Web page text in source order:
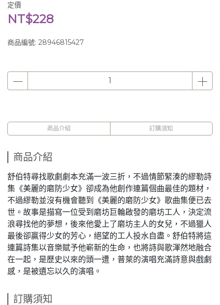
定價
NT$228
商品編號: 28946815427
商品介紹 訂購須知
商品介紹
舒伯特尋找歌劇劇本充滿一波三折，不過情節緊湊的繆勒詩
集《美麗的磨防少女》卻成為他創作連篇個曲最佳的題材，
不過繆勒並沒有機會聽到《美麗的磨防少女》歌曲集便已去
世。故事是描寫一位受到磨坊巨輪啟發的磨坊工人，決定流
浪尋找他的夢想，後來他愛上了磨坊主人的女兒，不過獵人
最後卻贏得少女的芳心，絕望的工人投水自盡。舒伯特將這
連篇詩集以音樂賦予他嶄新的生命，也將詩與歌渾然地融合
在一起，是歷史以來的頭一遭，普萊的演唱充滿詩意與戲劇
感，是被遺忘以久的演唱。
訂購須知